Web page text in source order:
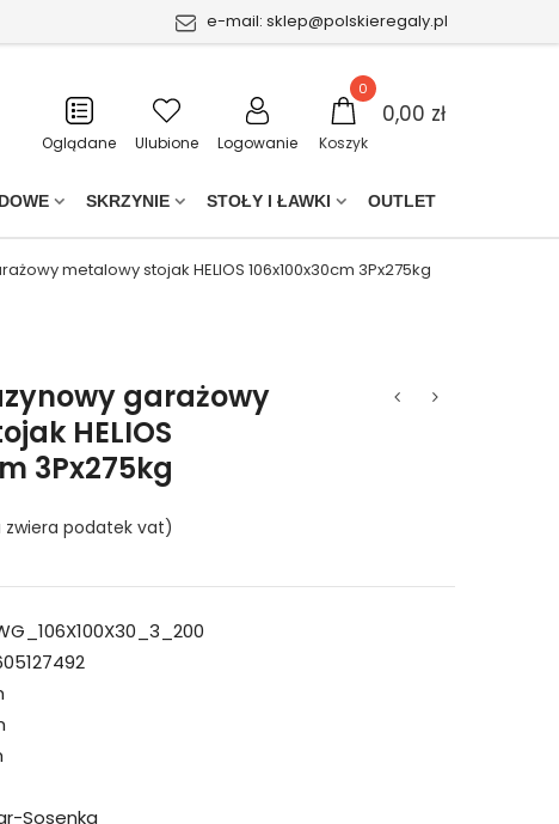
e-mail: sklep@polskieregaly.pl
Oglądane Ulubione Logowanie Koszyk
0
0,00 zł
SKRZYNIE STOŁY I ŁAWKI OUTLET
metalowy stojak HELIOS 106x100x30cm 3Px275kg
garażowy
HELIOS
3Px275kg
podatek vat)
Sosenka